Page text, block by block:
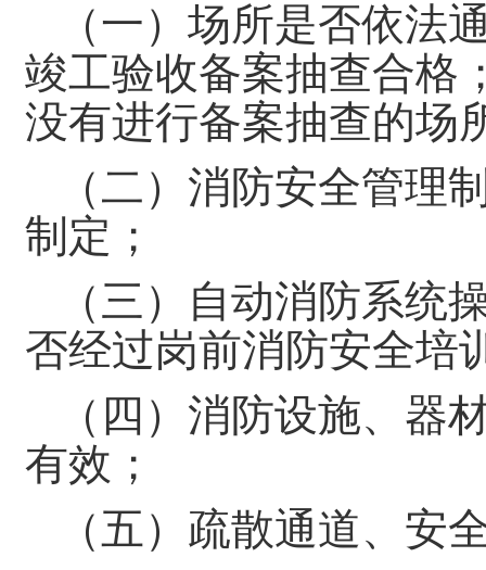
（一）场所是否依法
竣工验收备案抽查合格
没有进行备案抽查的场
（二）消防安全管理
制定；
（三）自动消防系统
否经过岗前消防安全培
（四）消防设施、器
有效；
（五）疏散通道、安